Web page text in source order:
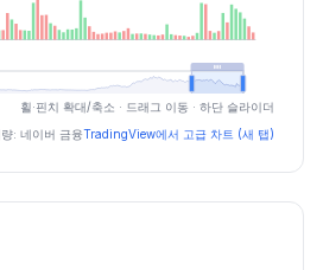
(스크린 리더용)
가 종가 등락률%거래량
370005.87 92076
33200-10.2785566
휠·핀치 확대/축소 · 드래그 이동 · 하단 슬라이더
량: 네이버 금융TradingView에서 고급 차트 (새 탭)